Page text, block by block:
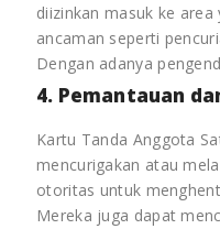
diizinkan masuk ke
ancaman seperti
Dengan adanya
4. Pemantauan
Kartu Tanda Anggota
mencurigakan atau
otoritas untuk
Mereka juga dapat